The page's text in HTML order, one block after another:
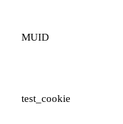
MUID
test_cookie